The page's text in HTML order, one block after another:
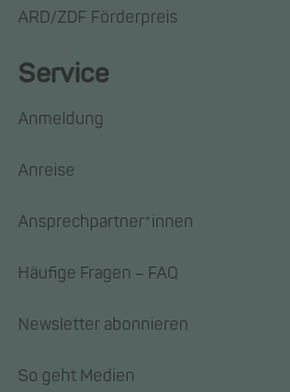
ARD/ZDF Förderpreis
Service
Anmeldung
Anreise
Ansprechpartner*innen
Häufige Fragen – FAQ
Newsletter abonnieren
So geht Medien